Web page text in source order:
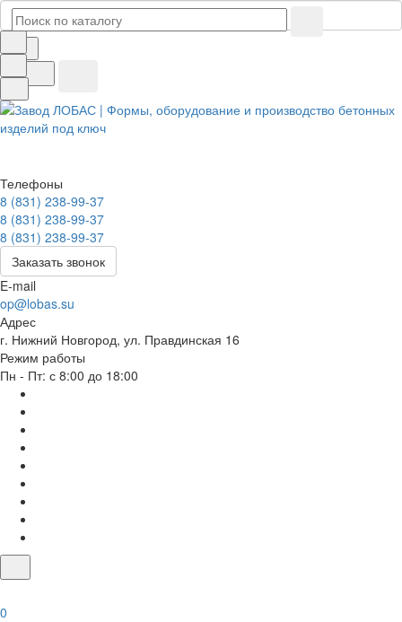
Телефоны
8 (831) 238-99-37
8 (831) 238-99-37
8 (831) 238-99-37
Заказать звонок
E-mail
op@lobas.su
Адрес
г. Нижний Новгород, ул. Правдинская 16
Режим работы
Пн - Пт: с 8:00 до 18:00
0